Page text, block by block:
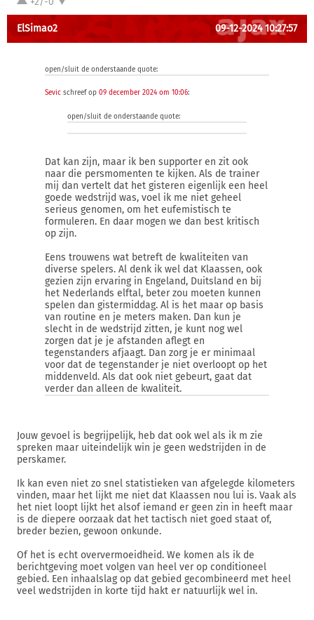
ElSimao2 09-12-2024 10:27:57
open/sluit de onderstaande quote:
Sevic schreef op 09 december 2024 om 10:06:
open/sluit de onderstaande quote:
Dat kan zijn, maar ik ben supporter en zit ook
naar die persmomenten te kijken. Als de trainer
mij dan vertelt dat het gisteren eigenlijk een heel
goede wedstrijd was, voel ik me niet geheel
serieus genomen, om het eufemistisch te
formuleren. En daar mogen we dan best kritisch
op zijn.
Eens trouwens wat betreft de kwaliteiten van
diverse spelers. Al denk ik wel dat Klaassen, ook
gezien zijn ervaring in Engeland, Duitsland en bij
het Nederlands elftal, beter zou moeten kunnen
spelen dan gistermiddag. Al is het maar op basis
van routine en je meters maken. Dan kun je
slecht in de wedstrijd zitten, je kunt nog wel
zorgen dat je je afstanden aflegt en
tegenstanders afjaagt. Dan zorg je er minimaal
voor dat de tegenstander je niet overloopt op het
middenveld. Als dat ook niet gebeurt, gaat dat
verder dan alleen de kwaliteit.
Jouw gevoel is begrijpelijk, heb dat ook wel als ik m zie
spreken maar uiteindelijk win je geen wedstrijden in de
perskamer.
Ik kan even niet zo snel statistieken van afgelegde kilometers
vinden, maar het lijkt me niet dat Klaassen nou lui is. Vaak als
het niet loopt lijkt het alsof iemand er geen zin in heeft maar
is de diepere oorzaak dat het tactisch niet goed staat of,
breder bezien, gewoon onkunde.
Of het is echt oververmoeidheid. We komen als ik de
berichtgeving moet volgen van heel ver op conditioneel
gebied. Een inhaalslag op dat gebied gecombineerd met heel
veel wedstrijden in korte tijd hakt er natuurlijk wel in.